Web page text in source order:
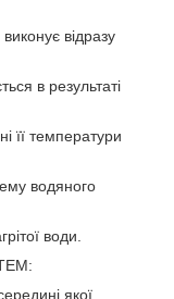
відразу
в результаті
її температури
водяного
води.
якої